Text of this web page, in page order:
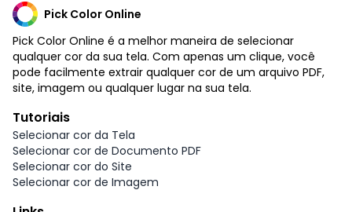
Pick Color Online
Pick Color Online é a melhor maneira de selecionar
qualquer cor da sua tela. Com apenas um clique, você
pode facilmente extrair qualquer cor de um arquivo PDF,
site, imagem ou qualquer lugar na sua tela.
Tutoriais
Selecionar cor da Tela
Selecionar cor de Documento PDF
Selecionar cor do Site
Selecionar cor de Imagem